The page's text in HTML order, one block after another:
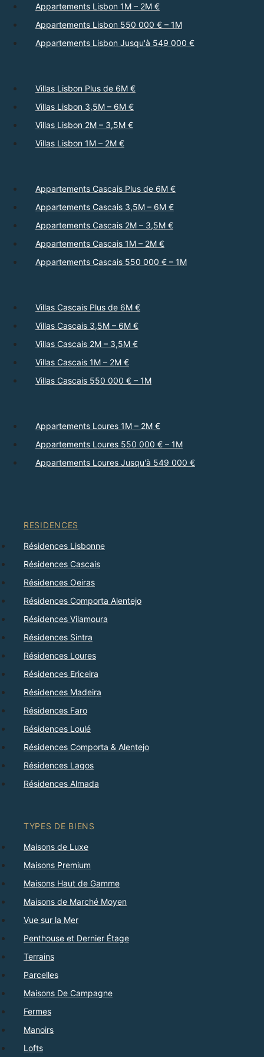
Appartements Lisbon 1M – 2M €
Appartements Lisbon 550 000 € – 1M
Appartements Lisbon Jusqu'à 549 000 €
Villas Lisbon Plus de 6M €
Villas Lisbon 3,5M – 6M €
Villas Lisbon 2M – 3,5M €
Villas Lisbon 1M – 2M €
Appartements Cascais Plus de 6M €
Appartements Cascais 3,5M – 6M €
Appartements Cascais 2M – 3,5M €
Appartements Cascais 1M – 2M €
Appartements Cascais 550 000 € – 1M
Villas Cascais Plus de 6M €
Villas Cascais 3,5M – 6M €
Villas Cascais 2M – 3,5M €
Villas Cascais 1M – 2M €
Villas Cascais 550 000 € – 1M
Appartements Loures 1M – 2M €
Appartements Loures 550 000 € – 1M
Appartements Loures Jusqu'à 549 000 €
RESIDENCES
Résidences Lisbonne
Résidences Cascais
Résidences Oeiras
Résidences Comporta Alentejo
Résidences Vilamoura
Résidences Sintra
Résidences Loures
Résidences Ericeira
Résidences Madeira
Résidences Faro
Résidences Loulé
Résidences Comporta & Alentejo
Résidences Lagos
Résidences Almada
TYPES DE BIENS
Maisons de Luxe
Maisons Premium
Maisons Haut de Gamme
Maisons de Marché Moyen
Vue sur la Mer
Penthouse et Dernier Étage
Terrains
Parcelles
Maisons De Campagne
Fermes
Manoirs
Lofts